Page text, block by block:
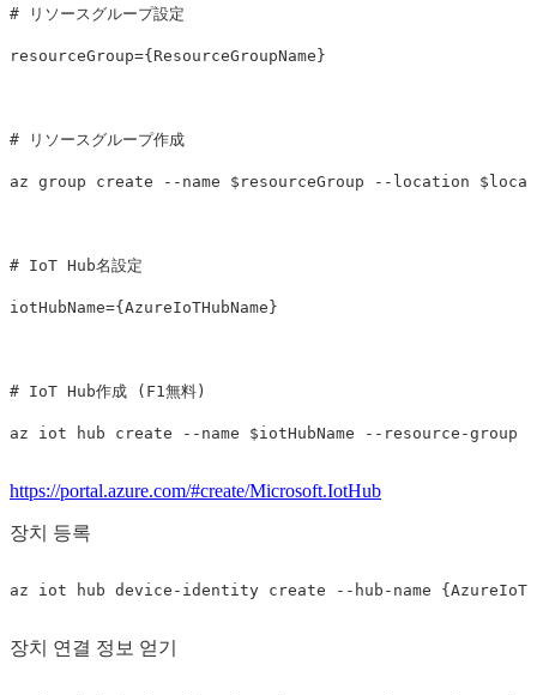
# リソースグループ設定
resourceGroup={ ResourceGroupName }
# リソースグループ作成
az group create --name $resourceGroup --location
# IoT Hub名設定
iotHubName={ AzureIoTHubName }
# IoT Hub作成 (F1無料)
az iot hub create --name $iotHubName --resource-group
https://portal.azure.com/#create/Microsoft.IotHub
장치 등록
az iot hub device-identity create --hub-name {
장치 연결 정보 얻기